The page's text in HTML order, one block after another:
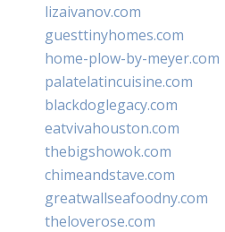
lizaivanov.com
guesttinyhomes.com
home-plow-by-meyer.com
palatelatincuisine.com
blackdoglegacy.com
eatvivahouston.com
thebigshowok.com
chimeandstave.com
greatwallseafoodny.com
theloverose.com